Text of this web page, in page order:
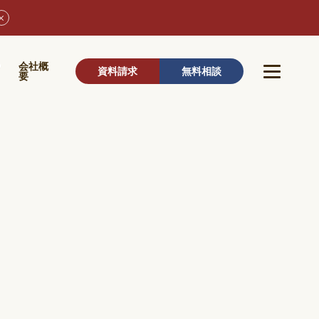
会社概
要 資料請求 無料相談